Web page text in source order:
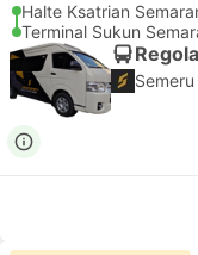
Halte Ksatrian
Terminal Sukun